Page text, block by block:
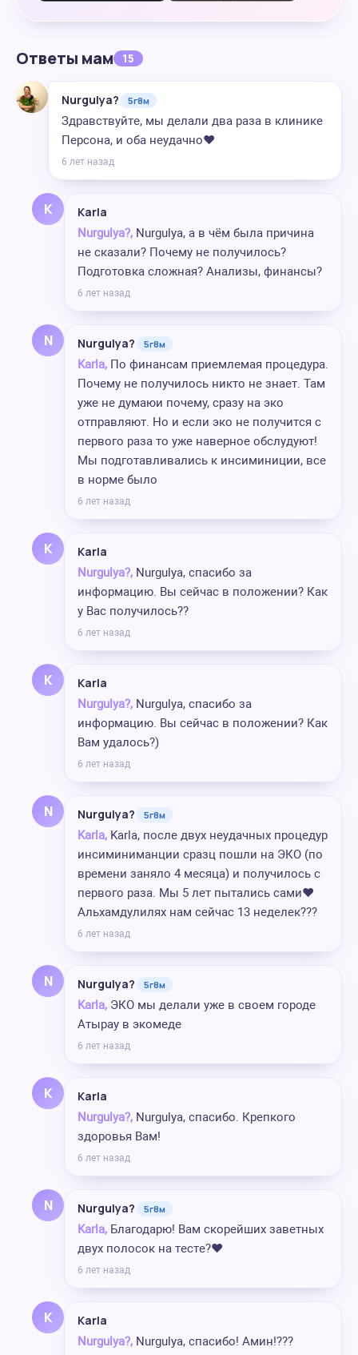
Ответы мам 15
Nurgulya? 5г8м
Здравствуйте, мы делали два раза в клинике
Персона, и оба неудачно❤️
6 лет назад
K Karla
Nurgulya?, Nurgulya, а в чём была причина
не сказали? Почему не получилось?
Подготовка сложная? Анализы, финансы?
6 лет назад
N Nurgulya? 5г8м
Karla, По финансам приемлемая процедура.
Почему не получилось никто не знает. Там
уже не думаюи почему, сразу на эко
отправляют. Но и если эко не получится с
первого раза то уже наверное обслудуют!
Мы подготавливались к инсиминиции, все
в норме было
6 лет назад
K Karla
Nurgulya?, Nurgulya, спасибо за
информацию. Вы сейчас в положении? Как
у Вас получилось??
6 лет назад
K Karla
Nurgulya?, Nurgulya, спасибо за
информацию. Вы сейчас в положении? Как
Вам удалось?)
6 лет назад
N Nurgulya? 5г8м
Karla, Karla, после двух неудачных процедур
инсиминиманции сразц пошли на ЭКО (по
времени заняло 4 месяца) и получилось с
первого раза. Мы 5 лет пытались сами❤️
Альхамдулилях нам сейчас 13 неделек???
6 лет назад
N Nurgulya? 5г8м
Karla, ЭКО мы делали уже в своем городе
Атырау в экомеде
6 лет назад
K Karla
Nurgulya?, Nurgulya, спасибо. Крепкого
здоровья Вам!
6 лет назад
N Nurgulya? 5г8м
Karla, Благодарю! Вам скорейших заветных
двух полосок на тесте?❤️
6 лет назад
K Karla
Nurgulya?, Nurgulya, спасибо! Амин!???